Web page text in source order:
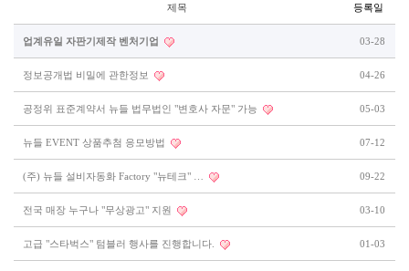
제목 등록일
업계유일 자판기제작 벤처기업 03-28
정보공개법 비밀에 관한정보 04-26
공정위 표준계약서 뉴들 법무법인 "변호사 자문" 가능 05-03
뉴들 EVENT 상품추첨 응모방법 07-12
(주) 뉴들 설비자동화 Factory "뉴테크" … 09-22
전국 매장 누구나 "무상광고" 지원 03-10
고급 "스타벅스" 텀블러 행사를 진행합니다. 01-03